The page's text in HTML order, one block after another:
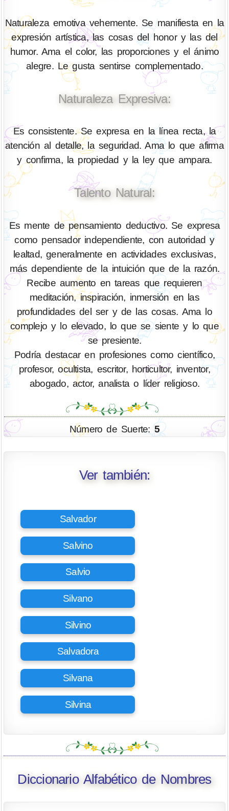
Naturaleza emotiva vehemente. Se manifiesta en la
expresión artística, las cosas del honor y las del
humor. Ama el color, las proporciones y el ánimo
alegre. Le gusta sentirse complementado.
Naturaleza Expresiva:
Es consistente. Se expresa en la línea recta, la
atención al detalle, la seguridad. Ama lo que afirma
y confirma, la propiedad y la ley que ampara.
Talento Natural:
Es mente de pensamiento deductivo. Se expresa
como pensador independiente, con autoridad y
lealtad, generalmente en actividades exclusivas,
más dependiente de la intuición que de la razón.
Recibe aumento en tareas que requieren
meditación, inspiración, inmersión en las
profundidades del ser y de las cosas. Ama lo
complejo y lo elevado, lo que se siente y lo que
se presiente.
Podría destacar en profesiones como científico,
profesor, ocultista, escritor, horticultor, inventor,
abogado, actor, analista o líder religioso.
Número de Suerte:5
Ver también:
Salvador
Salvino
Salvio
Silvano
Silvino
Salvadora
Silvana
Silvina
Diccionario Alfabético de Nombres